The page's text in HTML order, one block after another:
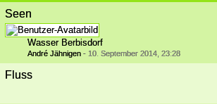
Seen
Wasser Berbisdorf
André Jähnigen - 10. September 2014, 23:28
Fluss